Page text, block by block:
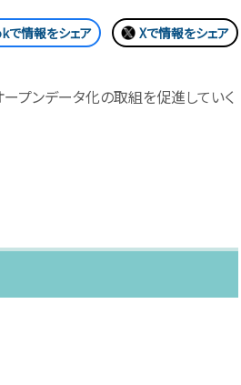
で情報をシェア Xで情報をシェア
プンデータ化の取組を促進していく